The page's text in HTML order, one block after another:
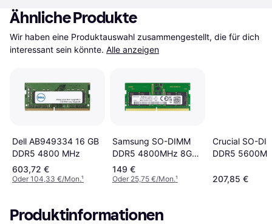
Ähnliche Produkte
Wir haben eine Produktauswahl zusammengestellt, die für dich
interessant sein könnte. Alle anzeigen
Dell AB949334 16 GB
DDR5 4800 MHz
603,72 €
Oder 104,33 €/Mon.¹
Samsung SO-DIMM
DDR5 4800MHz 8GB
(M425R1GB4BB0-
CQK)
149 €
Oder 25,75 €/Mon.¹
Crucial SO-
DDR5
207,85 €
Produktinformationen